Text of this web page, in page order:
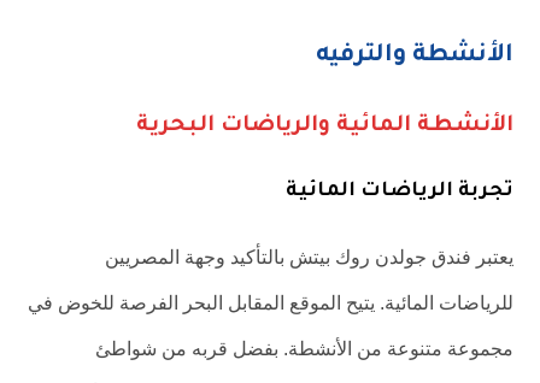
الأنشطة والترفيه
الأنشطة المائية والرياضات البحرية
تجربة الرياضات المائية
يعتبر فندق جولدن روك بيتش بالتأكيد وجهة المصريين
للرياضات المائية. يتيح الموقع المقابل البحر الفرصة للخوض في
مجموعة متنوعة من الأنشطة. بفضل قربه من شواطئ